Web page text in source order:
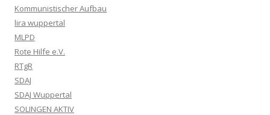
Kommunistischer Aufbau
lira wuppertal
MLPD
Rote Hilfe e.V.
RTgR
SDAJ
SDAJ Wuppertal
SOLINGEN AKTIV